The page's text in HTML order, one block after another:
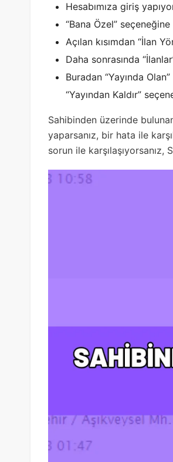
Hesabımıza giriş
“Bana Özel” seçeneğine
Açılan kısımdan “İlan
Daha sonrasında
Buradan “Yayında
“Yayından Kaldır”
Sahibinden üzerinde
yaparsanız, bir hata ile
sorun ile